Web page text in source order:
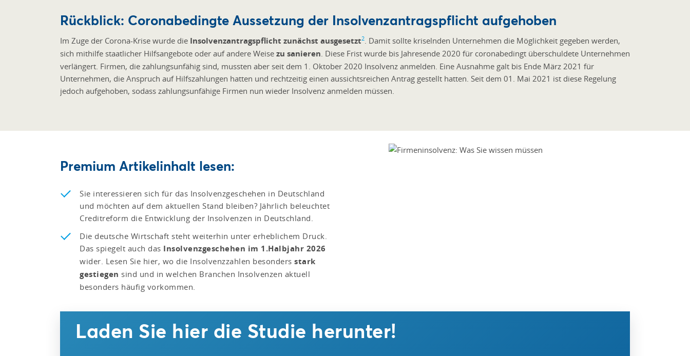
Rückblick: Coronabedingte Aussetzung der Insolvenzantragspflicht aufgehoben
Im Zuge der Corona-Krise wurde die Insolvenzantragspflicht zunächst ausgesetzt2. Damit sollte kriselnden Unternehmen die Möglichkeit gegeben werden,
sich mithilfe staatlicher Hilfsangebote oder auf andere Weise zu sanieren. Diese Frist wurde bis Jahresende 2020 für coronabedingt überschuldete Unternehmen
verlängert. Firmen, die zahlungsunfähig sind, mussten aber seit dem 1. Oktober 2020 Insolvenz anmelden. Eine Ausnahme galt bis Ende März 2021 für
Unternehmen, die Anspruch auf Hilfszahlungen hatten und rechtzeitig einen aussichtsreichen Antrag gestellt hatten. Seit dem 01. Mai 2021 ist diese Regelung
jedoch aufgehoben, sodass zahlungsunfähige Firmen nun wieder Insolvenz anmelden müssen.
Premium Artikelinhalt lesen:
Sie interessieren sich für das Insolvenzgeschehen in Deutschland
und möchten auf dem aktuellen Stand bleiben? Jährlich beleuchtet
Creditreform die Entwicklung der Insolvenzen in Deutschland.
Die deutsche Wirtschaft steht weiterhin unter erheblichem Druck.
Das spiegelt auch das Insolvenzgeschehen im 1.Halbjahr 2026
wider. Lesen Sie hier, wo die Insolvenzzahlen besonders stark
gestiegen sind und in welchen Branchen Insolvenzen aktuell
besonders häufig vorkommen.
Laden Sie hier die Studie herunter!